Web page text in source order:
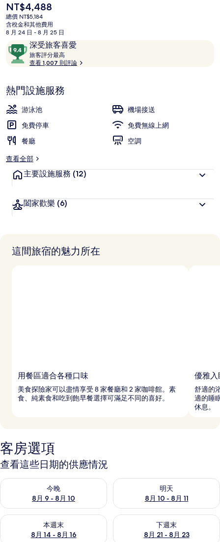
目
前
的
價
是
NT$4,488
NT$4,488
總價 NT$5,184
含稅金和其他費用
8 月 24 日 - 8 月 25 日
評
論
深受旅客喜愛
9.4
分，
滿
10，
深
受
旅
客
喜
旅客評分最高
客
查看 1,007 則評論
熱門設施服務
游泳池
機場接送
免費停車
免費無線上網
餐廳
空調
查看全部
主要設施服務 (12)
闔家歡樂 (6)
這間旅宿的魅力所在
用餐區適合各種口味
美食探險家可以盡情享受 8 家餐廳和 2 家咖啡館。素
食、純素食和吃到飽早餐選擇可滿足不同的喜好。
優雅入
舒適的
適的睡
休息。
客房選項
查看這些日期的供應情況
今晚
8月 9 - 8月 10
查看今晚 (8月 9 - 8月 10) 的供應情況
明天
8月 10 - 8月 11
查看明天 (8月 10 - 8月 11) 的
本週末
8月 14 - 8月 16
查看本週末 (8月 14 - 8月 16) 的供應情況
下週末
8月 21 - 8月 23
查看下週末 (8月 21 - 8月 23)